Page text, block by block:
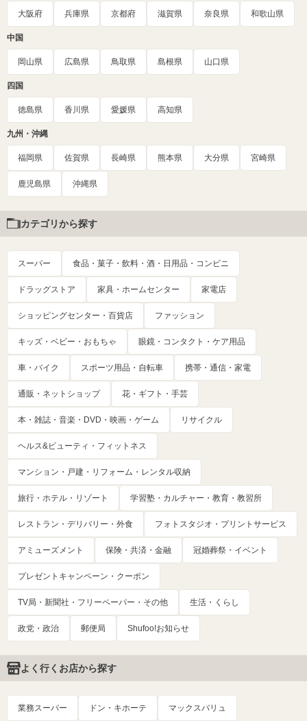
大阪府 兵庫県 京都府 滋賀県 奈良県 和歌山県
中国
岡山県 広島県 鳥取県 島根県 山口県
四国
徳島県 香川県 愛媛県 高知県
九州・沖縄
福岡県 佐賀県 長崎県 熊本県 大分県 宮崎県
鹿児島県 沖縄県
カテゴリから探す
スーパー 食品・菓子・飲料・酒・日用品・コンビニ
ドラッグストア 家具・ホームセンター 家電店
ショッピングセンター・百貨店 ファッション
キッズ・ベビー・おもちゃ 眼鏡・コンタクト・ケア用品
車・バイク スポーツ用品・自転車 携帯・通信・家電
通販・ネットショップ 花・ギフト・手芸
本・雑誌・音楽・DVD・映画・ゲーム リサイクル
ヘルス&ビューティ・フィットネス
マンション・戸建・リフォーム・レンタル収納
旅行・ホテル・リゾート 学習塾・カルチャー・教育・教習所
レストラン・デリバリー・外食 フォトスタジオ・プリントサービス
アミューズメント 保険・共済・金融 冠婚葬祭・イベント
プレゼントキャンペーン・クーポン
TV局・新聞社・フリーペーパー・その他 生活・くらし
政党・政治 郵便局 Shufoo!お知らせ
よく行くお店から探す
業務スーパー ドン・キホーテ マックスバリュ